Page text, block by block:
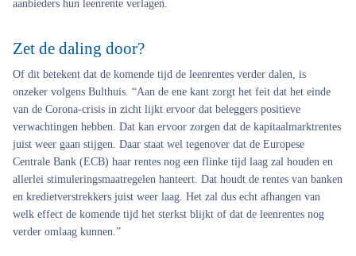
aanbieders hun leenrente verlagen.
Zet de daling door?
Of dit betekent dat de komende tijd de leenrentes verder dalen, is
onzeker volgens Bulthuis. “Aan de ene kant zorgt het feit dat het einde
van de Corona-crisis in zicht lijkt ervoor dat beleggers positieve
verwachtingen hebben. Dat kan ervoor zorgen dat de kapitaalmarktrentes
juist weer gaan stijgen. Daar staat wel tegenover dat de Europese
Centrale Bank (ECB) haar rentes nog een flinke tijd laag zal houden en
allerlei stimuleringsmaatregelen hanteert. Dat houdt de rentes van banken
en kredietverstrekkers juist weer laag. Het zal dus echt afhangen van
welk effect de komende tijd het sterkst blijkt of dat de leenrentes nog
verder omlaag kunnen.”